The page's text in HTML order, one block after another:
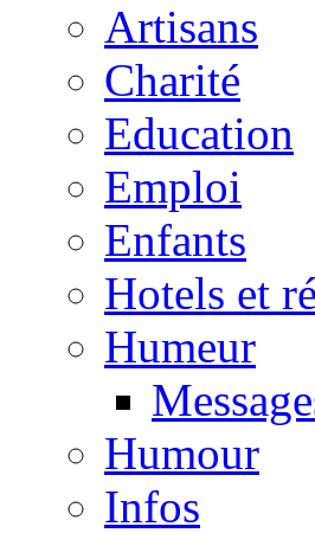
Artisans
Charité
Education
Emploi
Enfants
Hotels et
Humeur
Humour
Infos